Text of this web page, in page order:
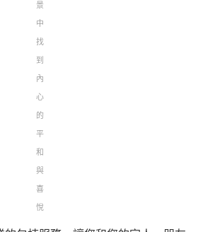
景
中
找
到
內
心
的
平
和
與
喜
悅